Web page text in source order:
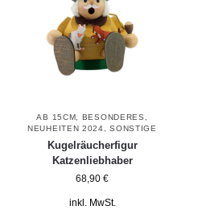
AB 15CM BESONDERES
NEUHEITEN 2024 ,SONSTIGE
Kugelräucherfigur
Katzenliebhaber
68,90 €
inkl. MwSt.